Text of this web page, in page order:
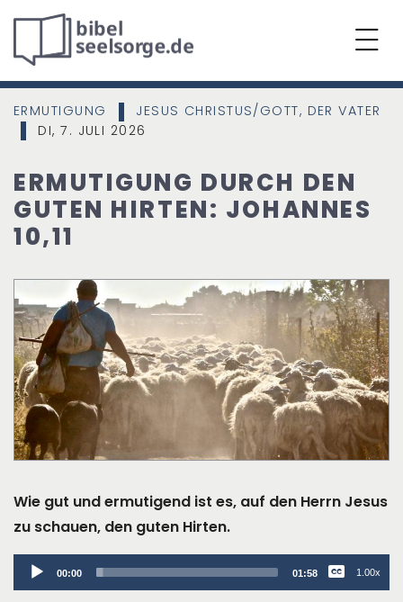
ERMUTIGUNG
JESUS CHRISTUS/GOTT, DER VATER
DI, 7. JULI 2026
ERMUTIGUNG DURCH DEN
GUTEN HIRTEN: JOHANNES
10,11
Wie gut und ermutigend ist es, auf den Herrn Jesus
zu schauen, den guten Hirten.
Audio
Player
00:00 01:58 1.00x